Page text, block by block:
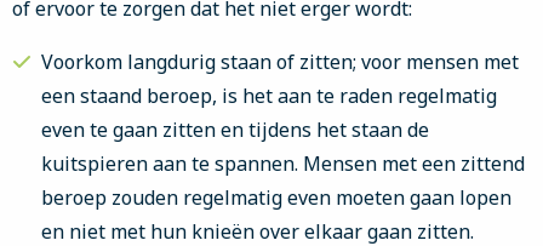
of ervoor te zorgen dat het niet erger wordt:
Voorkom langdurig staan of zitten; voor mensen met
een staand beroep, is het aan te raden regelmatig
even te gaan zitten en tijdens het staan de
kuitspieren aan te spannen. Mensen met een zittend
beroep zouden regelmatig even moeten gaan lopen
en niet met hun knieën over elkaar gaan zitten.